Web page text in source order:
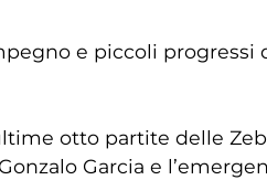
e piccoli
otto partite delle
Garcia e